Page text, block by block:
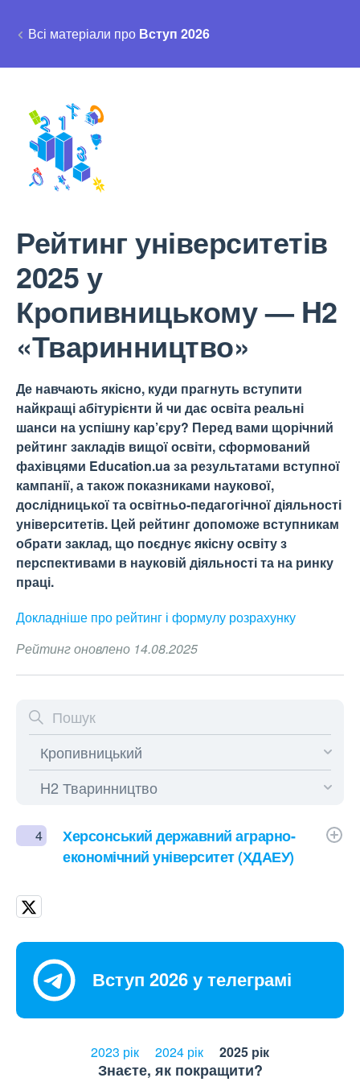
Всі матеріали про Вступ 2026
Рейтинг університетів
2025 у
Кропивницькому — H2
«Тваринництво»
Де навчають якісно, куди прагнуть вступити
найкращі абітурієнти й чи дає освіта реальні
шанси на успішну кар’єру? Перед вами щорічний
рейтинг закладів вищої освіти, сформований
фахівцями Education.ua за результатами вступної
кампанії, а також показниками наукової,
дослідницької та освітньо-педагогічної діяльності
університетів. Цей рейтинг допоможе вступникам
обрати заклад, що поєднує якісну освіту з
перспективами в науковій діяльності та на ринку
праці.
Докладніше про рейтинг і формулу розрахунку
Рейтинг оновлено 14.08.2025
4
Херсонський державний аграрно-
економічний університет (ХДАЕУ)
Вступ 2026 у телеграмі
2023 рік 2024 рік 2025 рік
Знаєте, як покращити?